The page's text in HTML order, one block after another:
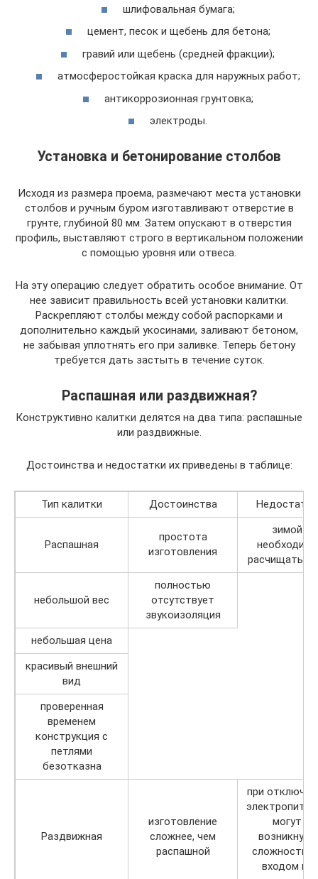
шлифовальная бумага;
цемент, песок и щебень для бетона;
гравий или щебень (средней фракции);
атмосферостойкая краска для наружных работ;
антикоррозионная грунтовка;
электроды.
Установка и бетонирование столбов
Исходя из размера проема, размечают места установки
столбов и ручным буром изготавливают отверстие в
грунте, глубиной 80 мм. Затем опускают в отверстия
профиль, выставляют строго в вертикальном положении
с помощью уровня или отвеса.
На эту операцию следует обратить особое внимание. От
нее зависит правильность всей установки калитки.
Раскрепляют столбы между собой распорками и
дополнительно каждый укосинами, заливают бетоном,
не забывая уплотнять его при заливке. Теперь бетону
требуется дать застыть в течение суток.
Распашная или раздвижная?
Конструктивно калитки делятся на два типа: распашные
или раздвижные.
Достоинства и недостатки их приведены в таблице:
Тип калитки Достоинства Недостатки
Распашная
простота
изготовления
зимой
необходимо
расчищать
небольшой вес
полностью
отсутствует
звукоизоляция
небольшая цена
красивый внешний
вид
проверенная
временем
конструкция с
петлями
безотказна
Раздвижная
изготовление
сложнее, чем
распашной
при
могут
возникнуть
сложности
входом на